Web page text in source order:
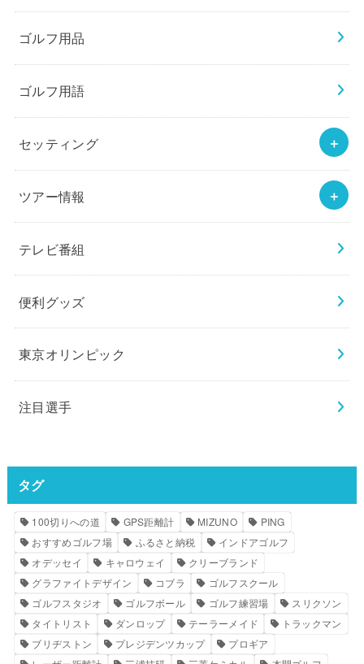
ゴルフ用品
ゴルフ用語
セッティング
ツアー情報
テレビ番組
便利グッズ
東京オリンピック
注目選手
タグ
100切りへの道 GPS距離計 MIZUNO
PING
おすすめゴルフ場
ふるさと納税
インドアゴルフ
オデッセイ
キャロウェイ
クリーブランド
グラファイトデザイン
コブラ
ゴルフスクール
ゴルフスタジオ
ゴルフボール ゴルフ練習場
スリクソン
タイトリスト
ダンロップ テーラーメイド
トラックマン
ブリヂストン
プレジデンツカップ
プロギア